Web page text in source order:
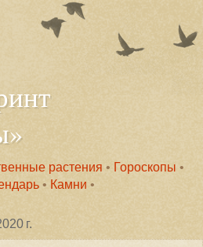
растения • Гороскопы •
• Камни •
г.